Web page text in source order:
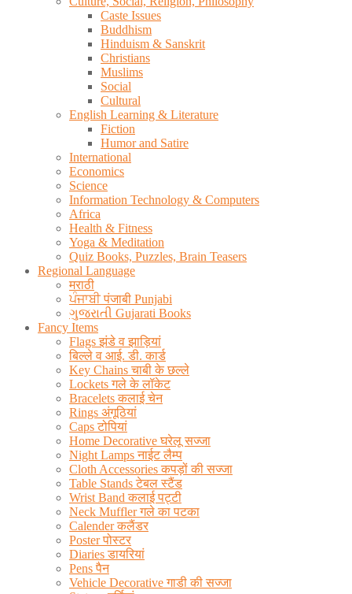
Caste Issues
Buddhism
Hinduism & Sanskrit
Christians
Muslims
Social
Cultural
English Learning & Literature
Fiction
Humor and Satire
International
Economics
Science
Information Technology & Computers
Africa
Health & Fitness
Yoga & Meditation
Quiz Books, Puzzles, Brain Teasers
Regional Language
मराठी
ਪੰਜਾਬੀ पंजाबी Punjabi
ગુજરાતી Gujarati Books
Fancy Items
Flags झंडे व झाड़ियां
बिल्ले व आई. डी. कार्ड
Key Chains चाबी के छल्ले
Lockets गले के लॉकेट
Bracelets कलाई चेन
Rings अंगूठियां
Caps टोपियां
Home Decorative घरेलू सज्जा
Night Lamps नाईट लैम्प
Cloth Accessories कपड़ों की सज्जा
Table Stands टेबल स्टैंड
Wrist Band कलाई पट्टी
Neck Muffler गले का पटका
Calender कलैंडर
Poster पोस्टर
Diaries डायरियां
Pens पैन
Vehicle Decorative गाडी की सज्जा